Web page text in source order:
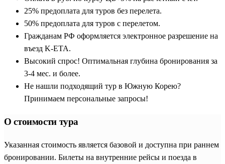
экскурсионную программу, проживание в проверенных
отелях, внутренние трансферы и сопровождение
профессиональных русскоязычных гидов на протяжении
всего маршрута. Такой формат идеально подходит для тех, кто
хочет увидеть максимум достопримечательностей в кругу
единомышленников, не переплачивая за индивидуальное
обслуживание.
тем, что вся сложная транспортная логистика внутри страны
разбираться в схемах скоростных поездов или бронировать
билеты в популярные дворцовые комплексы.
25% предоплата для туров без перелета.
50% предоплата для туров с перелетом.
Гражданам РФ оформляется электронное разрешение на
въезд K-ETA.
Высокий спрос! Оптимальная глубина бронирования за
3-4 мес. и более.
Не нашли подходящий тур в Южную Корею?
Принимаем персональные запросы!
О стоимости тура
Указанная стоимость является базовой и доступна при раннем
бронировании. Билеты на внутренние рейсы и поезда в